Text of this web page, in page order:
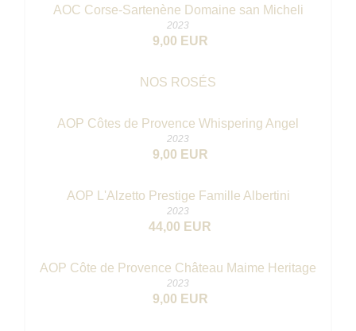
AOC Corse-Sartenène Domaine san Micheli
2023
9,00 EUR
NOS ROSÉS
AOP Côtes de Provence Whispering Angel
2023
9,00 EUR
AOP L'Alzetto Prestige Famille Albertini
2023
44,00 EUR
AOP Côte de Provence Château Maime Heritage
2023
9,00 EUR